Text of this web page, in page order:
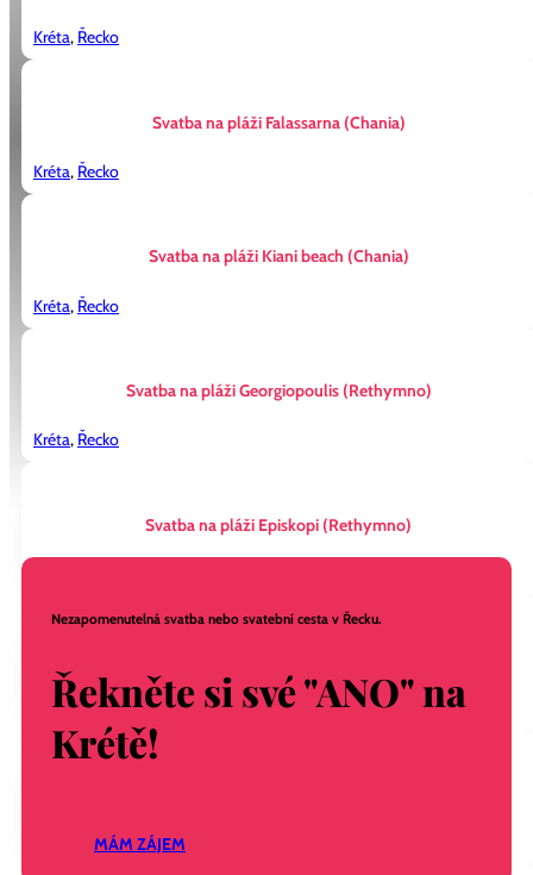
Kréta, Řecko
Svatba na pláži Falassarna (Chania)
Kréta, Řecko
Svatba na pláži Kiani beach (Chania)
Kréta, Řecko
Svatba na pláži Georgiopoulis (Rethymno)
Kréta, Řecko
Svatba na pláži Episkopi (Rethymno)
Kréta,Řecko
Řecko
Nezapomenutelná svatba nebo svatební cesta v Řecku.
Řekněte si své "ANO" na
Krétě!
MÁM ZÁJEM